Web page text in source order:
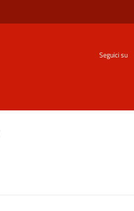
Seguici su